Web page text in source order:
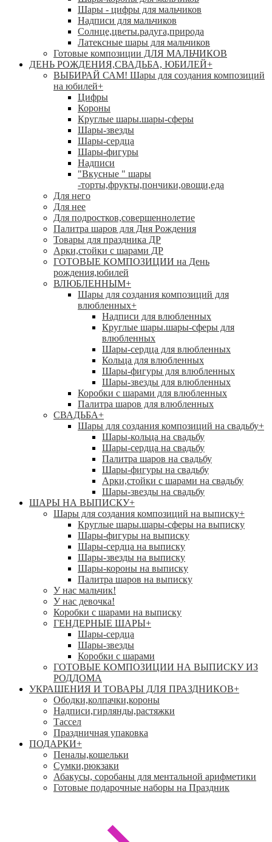
Шары - цифры для мальчиков
Надписи для мальчиков
Солнце,цветы.радуга,природа
Латексные шары для мальчиков
Готовые композиции ДЛЯ МАЛЬЧИКОВ
ДЕНЬ РОЖДЕНИЯ,СВАДЬБА, ЮБИЛЕЙ+
ВЫБИРАЙ САМ! Шары для создания композиций
на юбилей+
Цифры
Короны
Круглые шары.шары-сферы
Шары-звезды
Шары-сердца
Шары-фигуры
Надписи
"Вкусные " шары
-торты,фрукты,пончики,овощи,еда
Для него
Для нее
Для подростков,совершеннолетие
Палитра шаров для Дня Рождения
Товары для праздника ДР
Арки,стойки с шарами ДР
ГОТОВЫЕ КОМПОЗИЦИИ на День
рождения,юбилей
ВЛЮБЛЕННЫМ+
Шары для создания композиций для
влюбленных+
Надписи для влюбленных
Круглые шары.шары-сферы для
влюбленных
Шары-сердца для влюбленных
Кольца для влюбленных
Шары-фигуры для влюбленных
Шары-звезды для влюбленных
Коробки с шарами для влюбленных
Палитра шаров для влюбленных
СВАДЬБА+
Шары для создания композиций на свадьбу+
Шары-кольца на свадьбу
Шары-сердца на свадьбу
Палитра шаров на свадьбу
Шары-фигуры на свадьбу
Арки,стойки с шарами на свадьбу
Шары-звезды на свадьбу
ШАРЫ НА ВЫПИСКУ+
Шары для создания композиций на выписку+
Круглые шары.шары-сферы на выписку
Шары-фигуры на выписку
Шары-сердца на выписку
Шары-звезды на выписку
Шары-короны на выписку
Палитра шаров на выписку
У нас мальчик!
У нас девочка!
Коробки с шарами на выписку
ГЕНДЕРНЫЕ ШАРЫ+
Шары-сердца
Шары-звезды
Коробки с шарами
ГОТОВЫЕ КОМПОЗИЦИИ НА ВЫПИСКУ ИЗ
РОДДОМА
УКРАШЕНИЯ И ТОВАРЫ ДЛЯ ПРАЗДНИКОВ+
Ободки,колпачки,короны
Надписи,гирлянды,растяжки
Тассел
Праздничная упаковка
ПОДАРКИ+
Пеналы,кошельки
Сумки,рюкзаки
Абакусы, соробаны для ментальной арифметики
Готовые подарочные наборы на Праздник